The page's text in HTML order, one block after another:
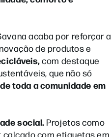
acaba por reforçar a
de produtos e
com destaque
que não só
toda a comunidade em
social. Projetos como
com etiquetas em